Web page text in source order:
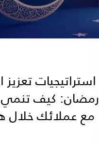
استراتيجيات
رمضان: كيف تنمي
مع عملائك خلال